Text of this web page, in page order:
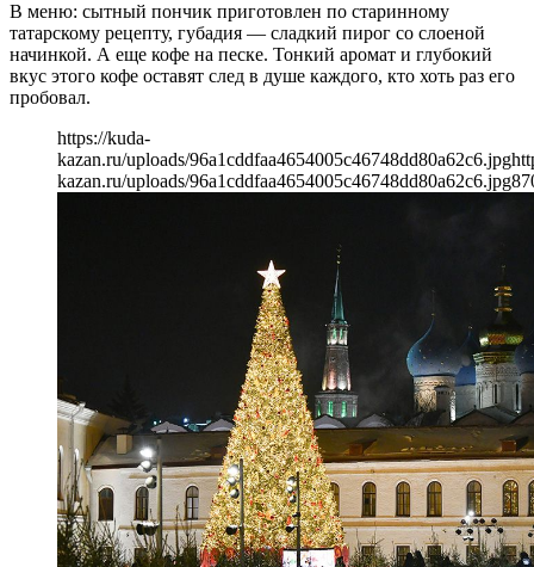
В меню: сытный пончик приготовлен по старинному
татарскому рецепту, губадия — сладкий пирог со слоеной
начинкой. А еще кофе на песке. Тонкий аромат и глубокий
вкус этого кофе оставят след в душе каждого, кто хоть раз его
пробовал.
https://kuda-
kazan.ru/uploads/96a1cddfaa4654005c46748dd80a62c6.jpg
kazan.ru/uploads/96a1cddfaa4654005c46748dd80a62c6.jpg